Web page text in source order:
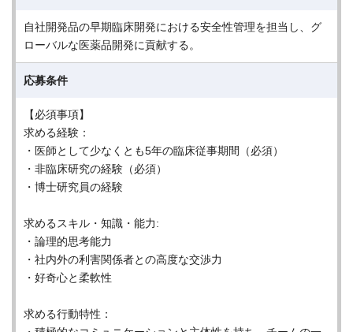
自社開発品の早期臨床開発における安全性管理を担当し、グ
ローバルな医薬品開発に貢献する。
応募条件
【必須事項】
求める経験：
・医師として少なくとも5年の臨床従事期間（必須）
・非臨床研究の経験（必須）
・博士研究員の経験
求めるスキル・知識・能力:
・論理的思考能力
・社内外の利害関係者との高度な交渉力
・好奇心と柔軟性
求める行動特性：